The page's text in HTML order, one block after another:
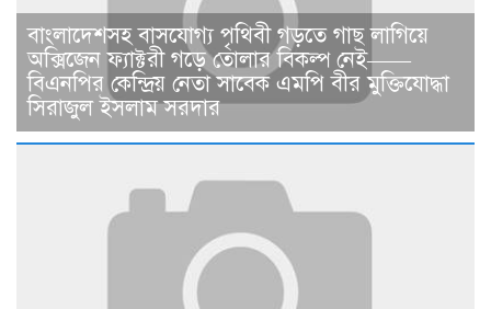
বাংলাদেশসহ বাসযোগ্য পৃথিবী গড়তে গাছ লাগিয়ে
অক্সিজেন ফ্যাক্টরী গড়ে তোলার বিকল্প নেই——
বিএনপির কেন্দ্রিয় নেতা সাবেক এমপি বীর মুক্তিযোদ্ধা
সিরাজুল ইসলাম সরদার